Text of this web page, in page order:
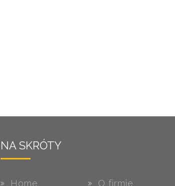
NA SKRÓTY
Home O firmie